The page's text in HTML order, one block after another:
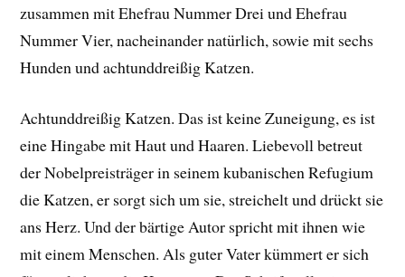
zusammen mit Ehefrau Nummer Drei und Ehefrau
Nummer Vier, nacheinander natürlich, sowie mit sechs
Hunden und achtunddreißig Katzen.
Achtunddreißig Katzen. Das ist keine Zuneigung, es ist
eine Hingabe mit Haut und Haaren. Liebevoll betreut
der Nobelpreisträger in seinem kubanischen Refugium
die Katzen, er sorgt sich um sie, streichelt und drückt sie
ans Herz. Und der bärtige Autor spricht mit ihnen wie
mit einem Menschen. Als guter Vater kümmert er sich